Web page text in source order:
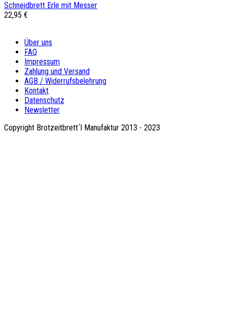
Schneidbrett Erle mit Messer
22,95 €
Über uns
FAQ
Impressum
Zahlung und Versand
AGB / Widerrufsbelehrung
Kontakt
Datenschutz
Newsletter
Copyright Brotzeitbrett´l Manufaktur 2013 - 2023